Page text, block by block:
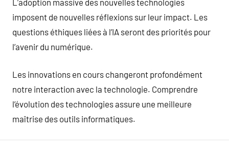
imposent de nouvelles réflexions sur leur impact. Les
questions éthiques liées à l’IA seront des priorités pour
l’avenir du numérique.
Les innovations en cours changeront profondément
notre interaction avec la technologie. Comprendre
l’évolution des technologies assure une meilleure
maîtrise des outils informatiques.